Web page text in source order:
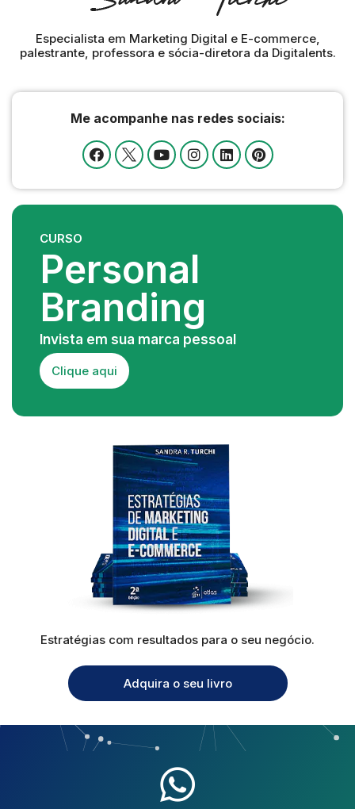
Especialista em Marketing Digital e E-commerce,
palestrante, professora e sócia-diretora da Digitalents.
Me acompanhe nas redes sociais:
CURSO
Personal
Branding
Invista em sua marca pessoal
Clique aqui
Estratégias com resultados para o seu negócio.
Adquira o seu livro